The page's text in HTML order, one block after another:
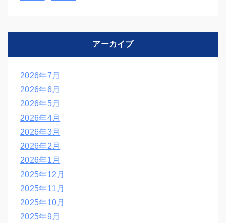
アーカイブ
2026年7月
2026年6月
2026年5月
2026年4月
2026年3月
2026年2月
2026年1月
2025年12月
2025年11月
2025年10月
2025年9月